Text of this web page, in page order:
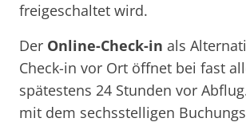
freigeschaltet wird.
Der Online-Check-in als
Check-in vor Ort öffnet bei fast
spätestens 24 Stunden vor
mit dem sechsstelligen